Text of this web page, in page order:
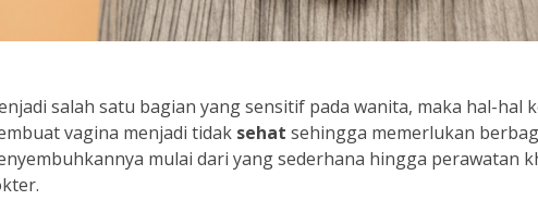
salah satu bagian yang sensitif pada wanita, maka hal-hal
vagina menjadi tidak sehat sehingga memerlukan
mulai dari yang sederhana hingga perawatan